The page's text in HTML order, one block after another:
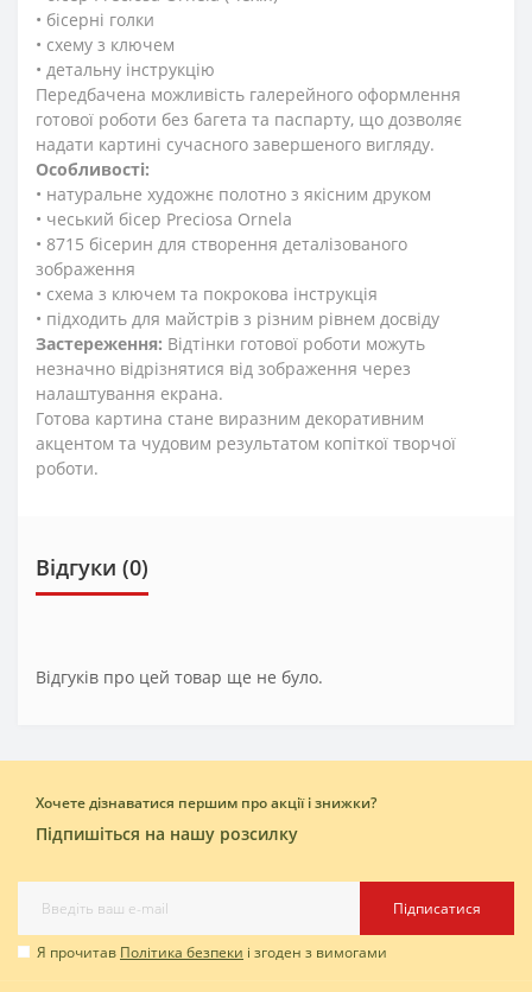
• бісерні голки
• схему з ключем
• детальну інструкцію
Передбачена можливість галерейного оформлення
готової роботи без багета та паспарту, що дозволяє
надати картині сучасного завершеного вигляду.
Особливості:
• натуральне художнє полотно з якісним друком
• чеський бісер Preciosa Ornela
• 8715 бісерин для створення деталізованого
зображення
• схема з ключем та покрокова інструкція
• підходить для майстрів з різним рівнем досвіду
Застереження: Відтінки готової роботи можуть
незначно відрізнятися від зображення через
налаштування екрана.
Готова картина стане виразним декоративним
акцентом та чудовим результатом копіткої творчої
роботи.
Відгуки (0)
Відгуків про цей товар ще не було.
Хочете дізнаватися першим про акції і знижки?
Підпишіться на нашу розсилку
Підписатися
Я прочитав Політика безпеки і згоден з вимогами